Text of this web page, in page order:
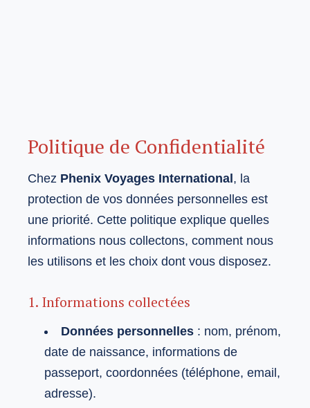
Politique de Confidentialité
Chez Phenix Voyages International , la
protection de vos données personnelles est
une priorité. Cette politique explique quelles
informations nous collectons, comment nous
les utilisons et les choix dont vous disposez.
1. Informations collectées
Données personnelles : nom, prénom,
date de naissance, informations de
passeport, coordonnées (téléphone, email,
adresse).